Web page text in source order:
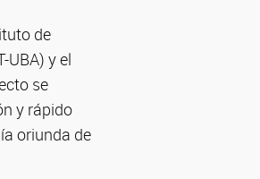
de
UBA) y el
se
y rápido
oriunda de